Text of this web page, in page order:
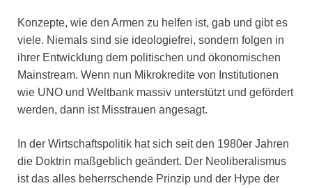
Konzepte, wie den Armen zu helfen ist, gab und gibt es
viele. Niemals sind sie ideologiefrei, sondern folgen in
ihrer Entwicklung dem politischen und ökonomischen
Mainstream. Wenn nun Mikrokredite von Institutionen
wie UNO und Weltbank massiv unterstützt und gefördert
werden, dann ist Misstrauen angesagt.
In der Wirtschaftspolitik hat sich seit den 1980er Jahren
die Doktrin maßgeblich geändert. Der Neoliberalismus
ist das alles beherrschende Prinzip und der Hype der